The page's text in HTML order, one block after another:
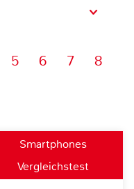
5 6 7
8
Smartphones
Vergleichstest